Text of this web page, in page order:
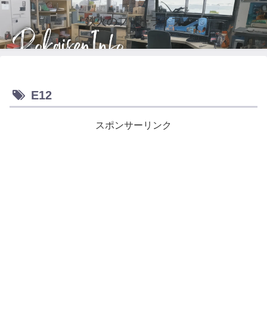
鉄火のフリーライフ
E12
スポンサーリンク